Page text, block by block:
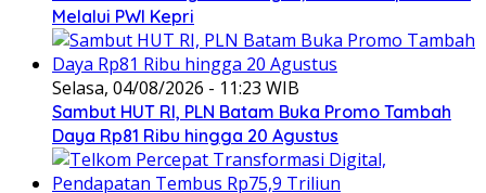
Melalui PWI Kepri
Selasa, 04/08/2026 - 11:23 WIB
Sambut HUT RI, PLN Batam Buka Promo Tambah
Daya Rp81 Ribu hingga 20 Agustus